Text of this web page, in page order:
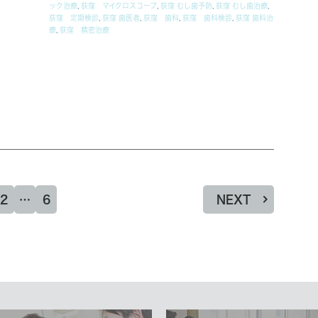
ック治療, 荻窪 マイクロスコープ, 荻窪 むし歯予防, 荻窪 むし歯治療,
荻窪 定期検診, 荻窪 歯医者 荻窪 歯科, 荻窪 歯科検診, 荻窪 歯科治
療, 荻窪 精密治療
2 … 6 NEXT